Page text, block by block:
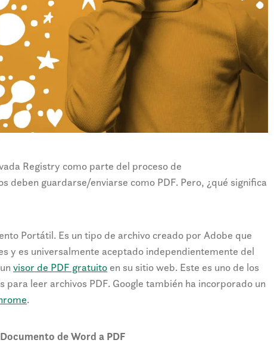
Registry como parte del proceso de
deben guardarse/enviarse como PDF. Pero, ¿qué significa
Portátil. Es un tipo de archivo creado por Adobe que
y es universalmente aceptado independientemente del
visor de PDF gratuito en su sitio web. Este es uno de los
leer archivos PDF. Google también ha incorporado un
.
de Word a PDF